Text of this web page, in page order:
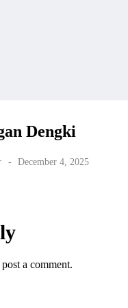
Dengki
December 4, 2025
a comment.